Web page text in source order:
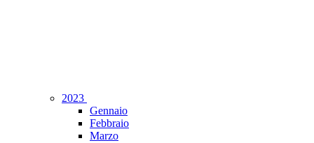
2023
Gennaio
Febbraio
Marzo